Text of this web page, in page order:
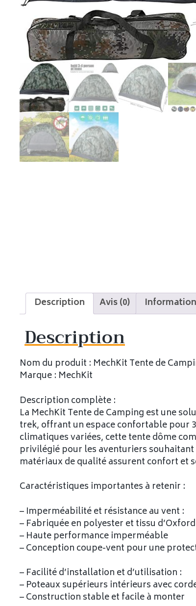
Description Avis (0)
Description
Nom du produit : MechKit Tente de
Marque : MechKit
Description complète :
La MechKit Tente de Camping est une
trek, offrant un espace confortable pour
climatiques variées, cette tente dôme
privilégié pour les aventuriers
matériaux de qualité assurent confort et
Caractéristiques importantes à retenir :
– Imperméabilité et résistance au vent :
– Fabriquée en polyester et tissu d’Oxford
– Haute performance imperméable
– Conception coupe-vent pour une
– Facilité d’installation et d’utilisation :
– Poteaux supérieurs intérieurs avec
– Construction stable et facile à monter